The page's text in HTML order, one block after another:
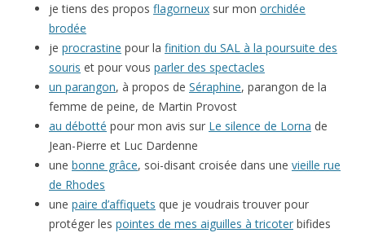
je tiens des propos flagorneux sur mon orchidée
brodée
je procrastine pour la finition du SAL à la poursuite des
souris et pour vous parler des spectacles
un parangon, à propos de Séraphine, parangon de la
femme de peine, de Martin Provost
au débotté pour mon avis sur Le silence de Lorna de
Jean-Pierre et Luc Dardenne
une bonne grâce, soi-disant croisée dans une vieille rue
de Rhodes
une paire d’affiquets que je voudrais trouver pour
protéger les pointes de mes aiguilles à tricoter bifides